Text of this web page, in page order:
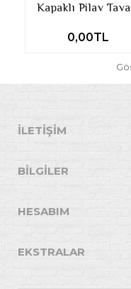
Kapaklı Pilav
0,00TL
İLETIŞIM
BILGILER
HESABIM
EKSTRALAR